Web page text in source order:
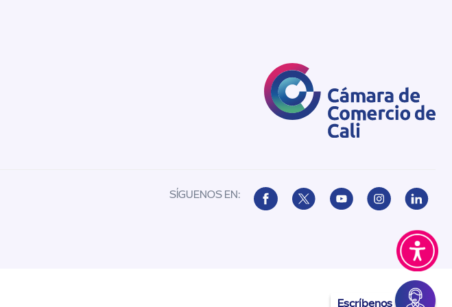
Escríbenos
SÍGUENOS EN: